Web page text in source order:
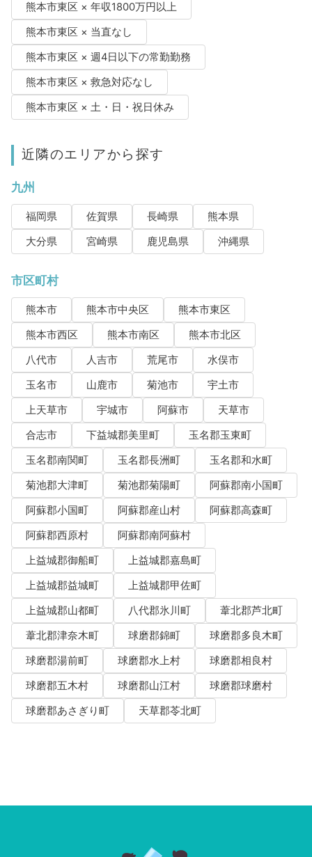
熊本市東区 × 年収1800万円以上
熊本市東区 × 当直なし
熊本市東区 × 週4日以下の常勤勤務
熊本市東区 × 救急対応なし
熊本市東区 × 土・日・祝日休み
近隣のエリアから探す
九州
福岡県 佐賀県 長崎県
熊本県
大分県
宮崎県 鹿児島県 沖縄県
市区町村
熊本市 熊本市中央区
熊本市東区
熊本市西区
熊本市南区
熊本市北区
八代市
人吉市 荒尾市
水俣市
玉名市
山鹿市 菊池市
宇土市
上天草市
宇城市 阿蘇市
天草市
合志市
下益城郡美里町
玉名郡玉東町
玉名郡南関町
玉名郡長洲町
玉名郡和水町
菊池郡大津町
菊池郡菊陽町
阿蘇郡南小国町
阿蘇郡小国町
阿蘇郡産山村
阿蘇郡高森町
阿蘇郡西原村
阿蘇郡南阿蘇村
上益城郡御船町
上益城郡嘉島町
上益城郡益城町
上益城郡甲佐町
上益城郡山都町
八代郡氷川町
葦北郡芦北町
葦北郡津奈木町
球磨郡錦町
球磨郡多良木町
球磨郡湯前町
球磨郡水上村
球磨郡相良村
球磨郡五木村
球磨郡山江村
球磨郡球磨村
球磨郡あさぎり町
天草郡苓北町